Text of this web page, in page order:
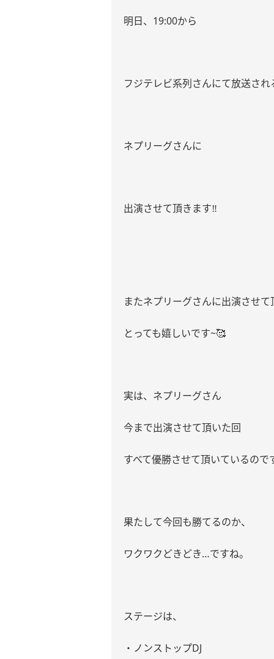
明日、 19:00から
フジテレビ系列さんにて放送され
ネプリーグさんに
出演させて頂きます‼︎
またネプリーグさんに出演させて
とっても嬉しいです~🥰
実は、ネプリーグさん
今まで出演させて頂いた回
すべて優勝させて頂いているの
果たして今回も勝てるのか、
ワクワクどきどき…ですね。
ステージは、
・ノンストップDJ